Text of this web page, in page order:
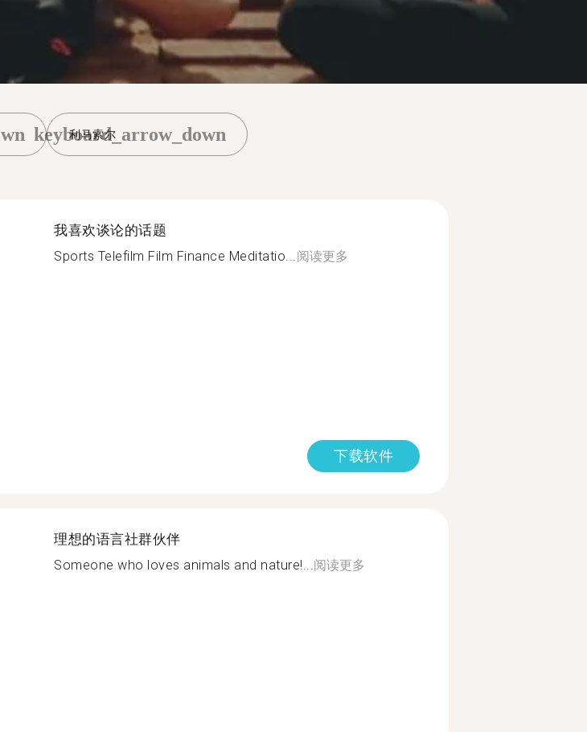
利马索尔
keyboard_arrow_down
我喜欢谈论的话题
Sports Telefilm Film Finance Meditatio...阅读更多
下载软件
理想的语言社群伙伴
Someone who loves animals and nature!...阅读更多